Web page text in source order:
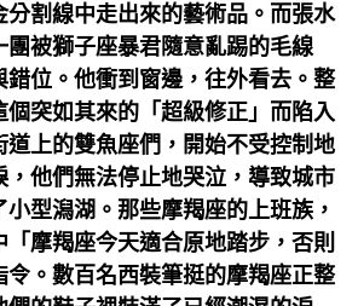
分割線中走出來的藝術品。而張水
團被獅子座暴君隨意亂踢的毛線
錯位。他衝到窗邊，往外看去。整
個突如其來的「超級修正」而陷入
道上的雙魚座們，開始不受控制地
，他們無法停止地哭泣，導致城市
型潟湖。那些摩羯座的上班族，
摩羯座今天適合原地踏步，否則
令。數百名西裝筆挺的摩羯座正整